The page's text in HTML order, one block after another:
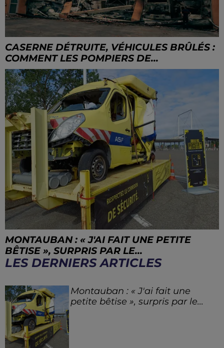
CASERNE DÉTRUITE, VÉHICULES BRÛLÉS :
COMMENT LES POMPIERS DE...
MONTAUBAN : « J'AI FAIT UNE PETITE
BÊTISE », SURPRIS PAR LE...
LES DERNIERS ARTICLES
Montauban : « J'ai fait une
petite bêtise », surpris par le...